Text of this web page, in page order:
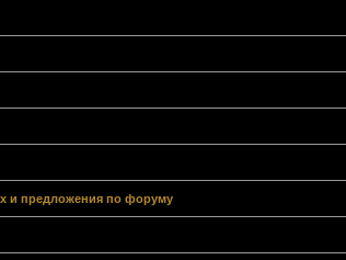
и предложения по форуму